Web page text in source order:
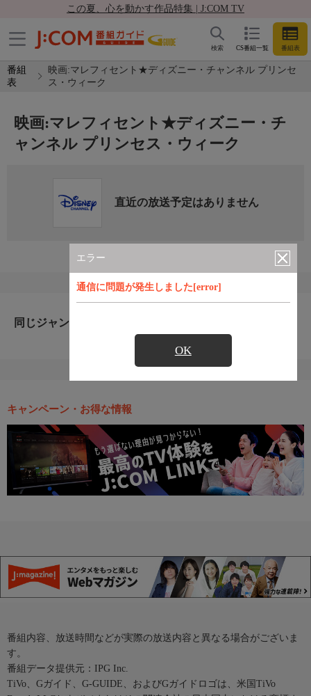
この夏、心を動かす作品特集 | J:COM TV
CS番組一覧 番組表
検索
番組
表
映画:マレフィセント★ディズニー・チャンネル プリンセ
ス・ウィーク
エラー
通信に問題が発生しました[error]
OK
映画:マレフィセント★ディズニー・チ
ャンネル プリンセス・ウィーク
直近の放送予定はありません
同じジャンルのおすすめ番組
キャンペーン・お得な情報
番組内容、放送時間などが実際の放送内容と異なる場合がございま
す。
番組データ提供元：IPG Inc.
TiVo、Gガイド、G-GUIDE、およびGガイドロゴは、米国TiVo